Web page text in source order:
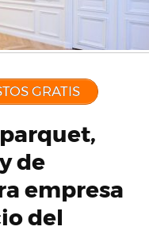
GRATIS
de
empresa
del